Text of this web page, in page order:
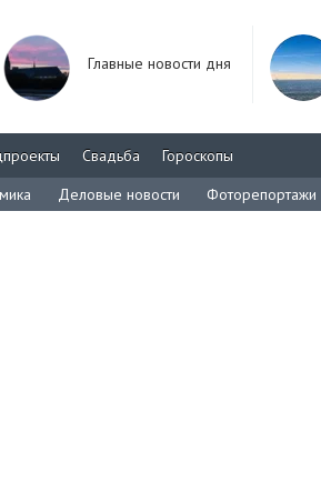
Главные новости дня
Свадьба
Гороскопы
Деловые новости Фоторепортажи